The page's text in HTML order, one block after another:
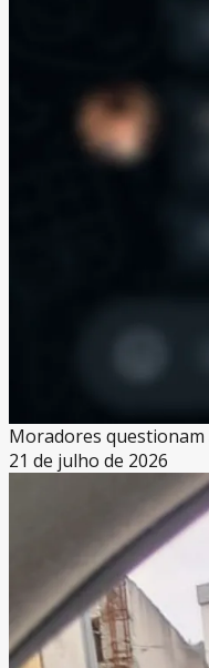
Moradores
21 de julho de 2026